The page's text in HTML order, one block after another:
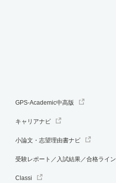
GPS-Academic中高版
キャリアナビ
小論文・志望理由書ナビ
受験レポート／入試結果／合格ライン
Classi